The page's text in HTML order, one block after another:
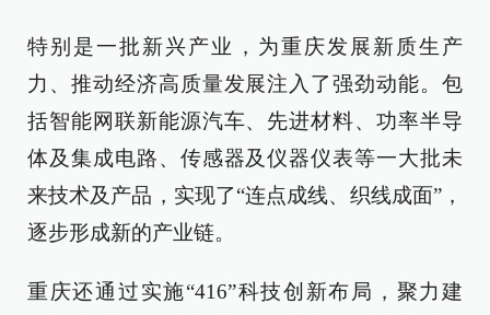
特别是一批新兴产业，为重庆发展新质生产
力、推动经济高质量发展注入了强劲动能。包
括智能网联新能源汽车、先进材料、功率半导
体及集成电路、传感器及仪器仪表等一大批未
来技术及产品，实现了“连点成线、织线成面”，
逐步形成新的产业链。
重庆还通过实施“416”科技创新布局，聚力建